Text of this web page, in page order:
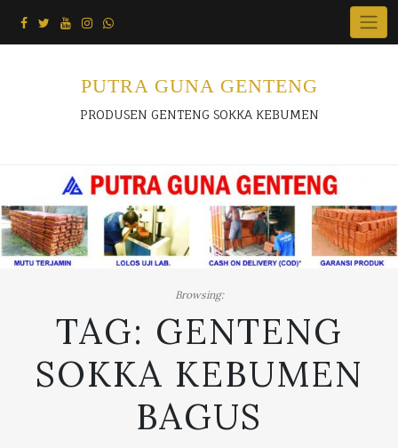
PUTRA GUNA GENTENG
PRODUSEN GENTENG SOKKA KEBUMEN
Browsing:
TAG: GENTENG
SOKKA KEBUMEN
BAGUS